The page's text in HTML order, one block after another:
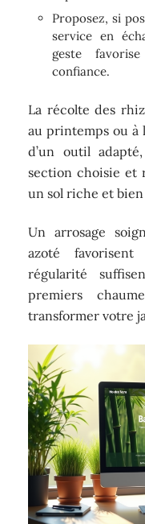
Proposez, si
service en
geste
confiance.
La récolte des
au printemps ou à
d’un outil
section choisie et
un sol riche et
Un arrosage
azoté
régularité
premiers
transformer votre